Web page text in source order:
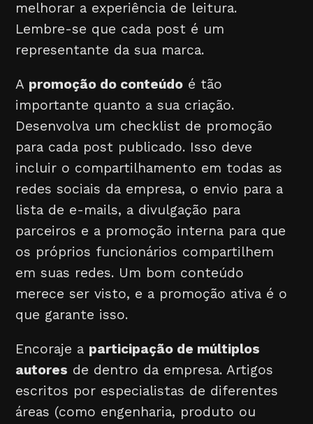
melhorar a experiência de leitura.
Lembre-se que cada post é um
representante da sua marca.
A promoção do conteúdo é tão
importante quanto a sua criação.
Desenvolva um checklist de promoção
para cada post publicado. Isso deve
incluir o compartilhamento em todas as
redes sociais da empresa, o envio para a
lista de e-mails, a divulgação para
parceiros e a promoção interna para que
os próprios funcionários compartilhem
em suas redes. Um bom conteúdo
merece ser visto, e a promoção ativa é o
que garante isso.
Encoraje a participação de múltiplos
autores de dentro da empresa. Artigos
escritos por especialistas de diferentes
áreas (como engenharia, produto ou